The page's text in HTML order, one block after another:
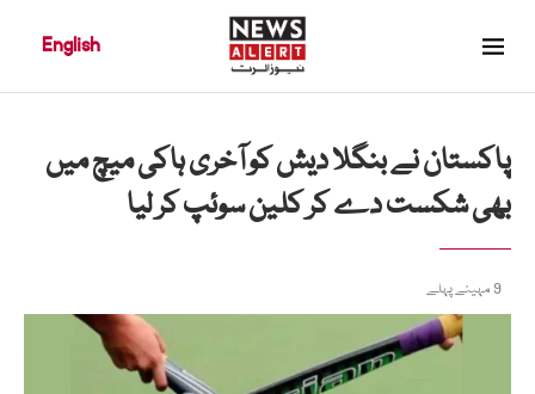
English
پاکستان نے بنگلا دیش کو آخری ہاکی میچ میں
بھی شکست دے کر کلین سوئپ کر لیا
9 مہینے پہلے